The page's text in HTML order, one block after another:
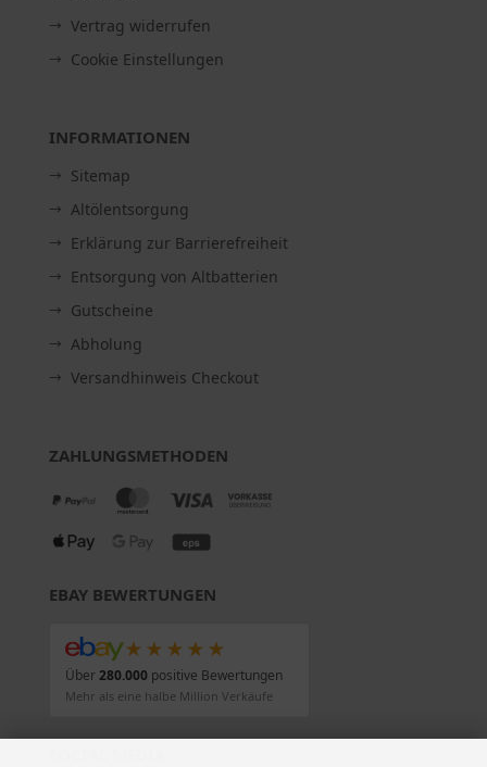
Vertrag widerrufen
Cookie Einstellungen
INFORMATIONEN
Sitemap
Altölentsorgung
Erklärung zur Barrierefreiheit
Entsorgung von Altbatterien
Gutscheine
Abholung
Versandhinweis Checkout
ZAHLUNGSMETHODEN
EBAY BEWERTUNGEN
★★★★★
Über280.000positive Bewertungen
Mehr als eine halbe Million Verkäufe